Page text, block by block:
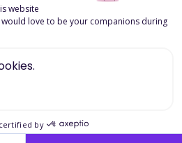
Politica de Confidencialidad